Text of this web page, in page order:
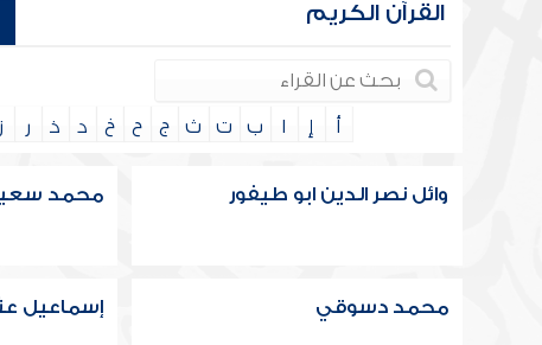
القرآن الكريم
أ إ ا ب ت ث ج ح خ د ذ ر ز
وائل نصر الدين ابو طيفور محمد سعيد
محمد دسوقي إسماعيل